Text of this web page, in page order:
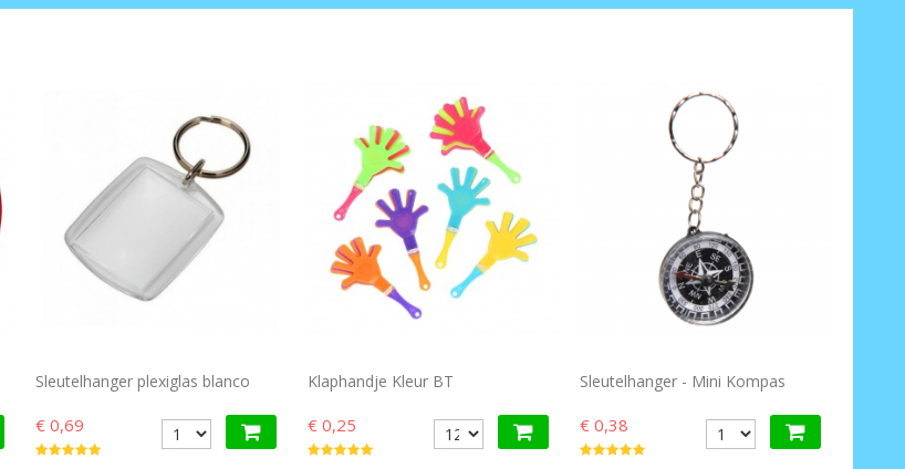
Sleutelhanger plexiglas blanco
€ 0,69
Klaphandje Kleur BT
€ 0,25
Sleutelhanger - Mini Kompas
€ 0,38